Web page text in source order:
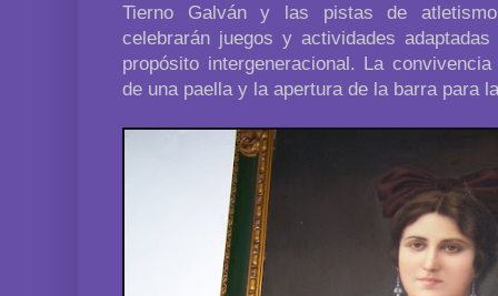
Tierno Galván y las pistas de
celebrarán juegos y actividades
propósito intergeneracional. La
de una paella y la apertura de la barra para